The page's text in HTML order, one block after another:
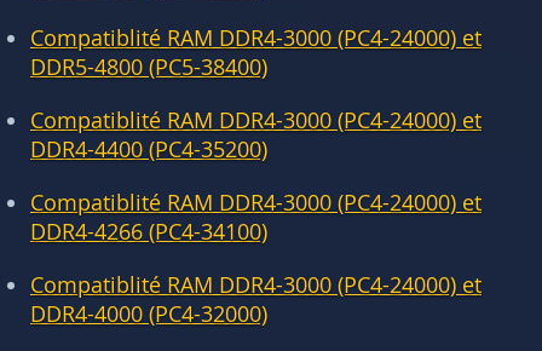
Compatiblité RAM DDR4-3000 (PC4-24000) et
DDR5-4800 (PC5-38400)
Compatiblité RAM DDR4-3000 (PC4-24000) et
DDR4-4400 (PC4-35200)
Compatiblité RAM DDR4-3000 (PC4-24000) et
DDR4-4266 (PC4-34100)
Compatiblité RAM DDR4-3000 (PC4-24000) et
DDR4-4000 (PC4-32000)